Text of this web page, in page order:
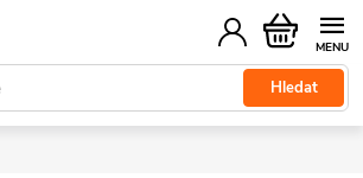
Hledat
Nákupní
košík